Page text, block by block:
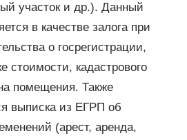
участок и др.). Данный
в качестве залога при
о госрегистрации,
стоимости, кадастрового
помещения. Также
выписка из ЕГРП об
(арест, аренда,